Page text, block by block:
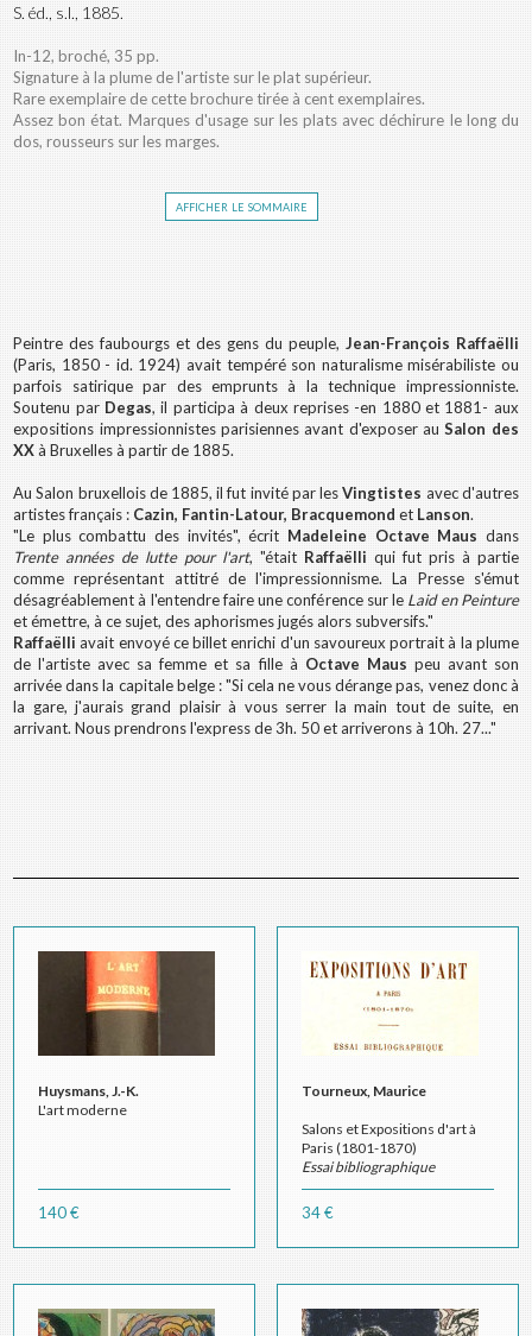
S. éd., s.l., 1885.
In-12, broché, 35 pp.
Signature à la plume de l'artiste sur le plat supérieur.
Rare exemplaire de cette brochure tirée à cent exemplaires.
Assez bon état. Marques d'usage sur les plats avec déchirure le long du
dos, rousseurs sur les marges.
afficher le sommaire
Peintre des faubourgs et des gens du peuple, Jean-François Raffaëlli
(Paris, 1850 - id. 1924) avait tempéré son naturalisme misérabiliste ou
parfois satirique par des emprunts à la technique impressionniste.
Soutenu parDegas, il participa à deux reprises -en 1880 et 1881- aux
expositions impressionnistes parisiennes avant d'exposer auSalon des
XXà Bruxelles à partir de 1885.
Au Salon bruxellois de 1885, il fut invité par lesVingtistes avec d'autres
artistes français : Cazin, Fantin-Latour, Bracquemondet Lanson.
"Le plus combattu des invités", écrit Madeleine Octave Maus dans
Trente années de lutte pour l'art, "était Raffaëlli qui fut pris à partie
comme représentant attitré de l'impressionnisme. La Presse s'émut
désagréablement à l'entendre faire une conférence sur le Laid en Peinture
et émettre, à ce sujet, des aphorismes jugés alors subversifs."
Raffaëlli avait envoyé ce billet enrichi d'un savoureux portrait à la plume
de l'artiste avec sa femme et sa fille à Octave Maus peu avant son
arrivée dans la capitale belge : "Si cela ne vous dérange pas, venez donc à
la gare, j'aurais grand plaisir à vous serrer la main tout de suite, en
arrivant. Nous prendrons l'express de 3h. 50 et arriverons à 10h. 27..."
Huysmans, J.-K.
L'art moderne
140 €
Tourneux, Maurice
Salons et Expositions d'art à
Paris (1801-1870)
Essai bibliographique
34 €